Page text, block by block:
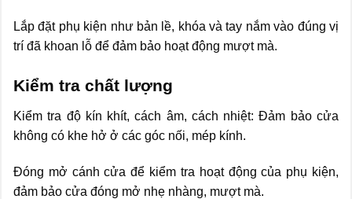
Lắp đặt phụ kiện như bản lề, khóa và tay nắm vào đúng vị
trí đã khoan lỗ để đảm bảo hoạt động mượt mà.
Kiểm tra chất lượng
Kiểm tra độ kín khít, cách âm, cách nhiệt: Đảm bảo cửa
không có khe hở ở các góc nối, mép kính.
Đóng mở cánh cửa để kiểm tra hoạt động của phụ kiện,
đảm bảo cửa đóng mở nhẹ nhàng, mượt mà.